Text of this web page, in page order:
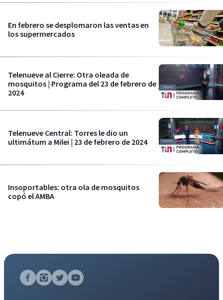
En febrero se desplomaron las ventas en
los supermercados
Telenueve al Cierre: Otra oleada de
mosquitos | Programa del 23 de febrero de
2024
Telenueve Central: Torres le dio un
ultimátum a Milei | 23 de febrero de 2024
Insoportables: otra ola de mosquitos
copó el AMBA